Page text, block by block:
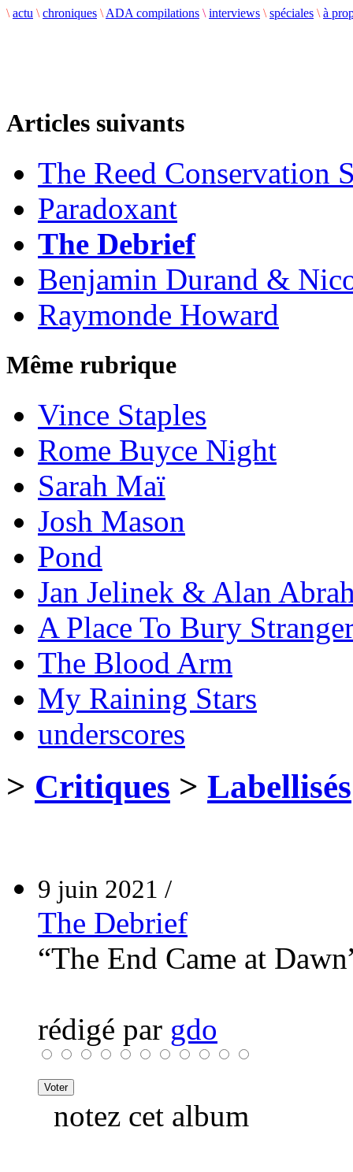
\ actu \ chroniques \ ADA compilations \ interviews \ spéciales \ à
Articles suivants
The Reed Conservation
Paradoxant
The Debrief
Benjamin Durand &
Raymonde Howard
Même rubrique
Vince Staples
Rome Buyce Night
Sarah Maï
Josh Mason
Pond
Jan Jelinek & Alan
A Place To Bury
The Blood Arm
My Raining Stars
underscores
> Critiques > Labellisés
9 juin 2021 /
The Debrief
“The End Came at
rédigé par gdo
notez cet album